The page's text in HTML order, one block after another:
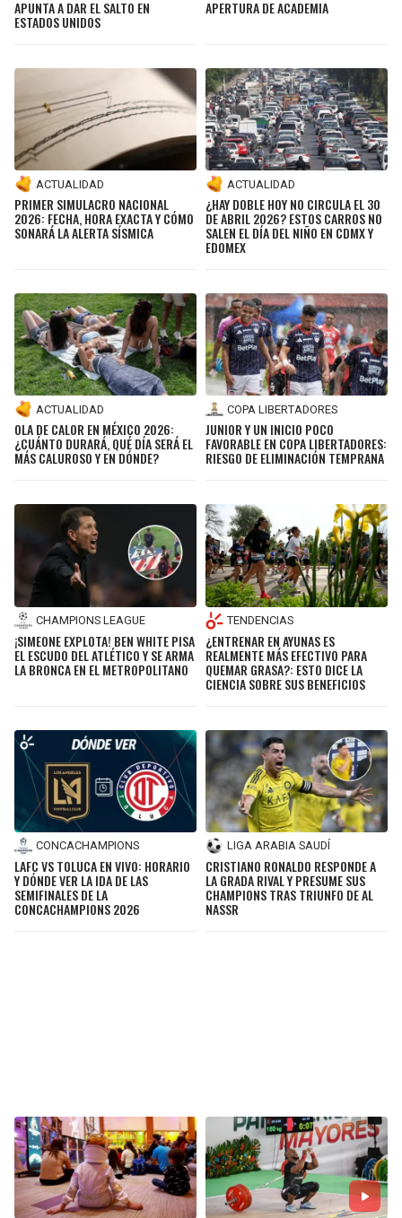
APUNTA A DAR EL SALTO EN
ESTADOS UNIDOS
APERTURA DE ACADEMIA
ACTUALIDAD
PRIMER SIMULACRO NACIONAL
2026: FECHA, HORA EXACTA Y CÓMO
SONARÁ LA ALERTA SÍSMICA
ACTUALIDAD
¿HAY DOBLE HOY NO CIRCULA EL 30
DE ABRIL 2026? ESTOS CARROS NO
SALEN EL DÍA DEL NIÑO EN CDMX Y
EDOMEX
ACTUALIDAD
OLA DE CALOR EN MÉXICO 2026:
¿CUÁNTO DURARÁ, QUÉ DÍA SERÁ EL
MÁS CALUROSO Y EN DÓNDE?
COPA LIBERTADORES
JUNIOR Y UN INICIO POCO
FAVORABLE EN COPA LIBERTADORES:
RIESGO DE ELIMINACIÓN TEMPRANA
CHAMPIONS LEAGUE
¡SIMEONE EXPLOTA! BEN WHITE PISA
EL ESCUDO DEL ATLÉTICO Y SE ARMA
LA BRONCA EN EL METROPOLITANO
TENDENCIAS
¿ENTRENAR EN AYUNAS ES
REALMENTE MÁS EFECTIVO PARA
QUEMAR GRASA?: ESTO DICE LA
CIENCIA SOBRE SUS BENEFICIOS
CONCACHAMPIONS
LAFC VS TOLUCA EN VIVO: HORARIO
Y DÓNDE VER LA IDA DE LAS
SEMIFINALES DE LA
CONCACHAMPIONS 2026
LIGA ARABIA SAUDÍ
CRISTIANO RONALDO RESPONDE A
LA GRADA RIVAL Y PRESUME SUS
CHAMPIONS TRAS TRIUNFO DE AL
NASSR